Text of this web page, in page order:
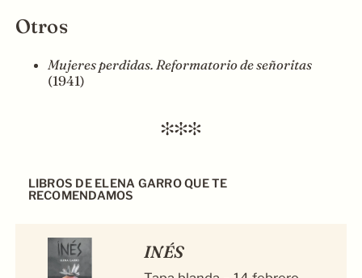
Otros
Mujeres perdidas. Reformatorio de señoritas
(1941)
LIBROS DE ELENA GARRO QUE TE
RECOMENDAMOS
INÉS